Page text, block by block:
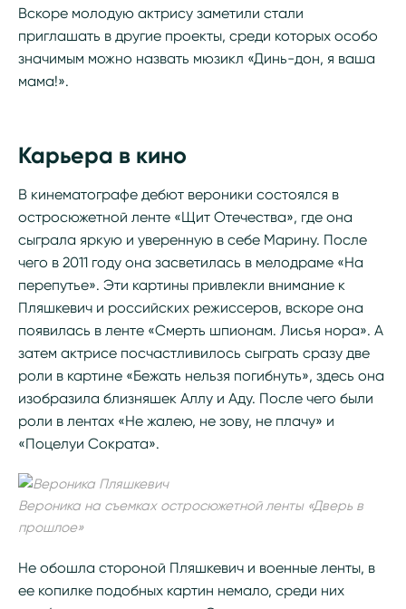
Вскоре молодую актрису заметили стали
приглашать в другие проекты, среди которых особо
значимым можно назвать мюзикл «Динь-дон, я ваша
мама!».
Карьера в кино
В кинематографе дебют вероники состоялся в
остросюжетной ленте «Щит Отечества», где она
сыграла яркую и уверенную в себе Марину. После
чего в 2011 году она засветилась в мелодраме «На
перепутье». Эти картины привлекли внимание к
Пляшкевич и российских режиссеров, вскоре она
появилась в ленте «Смерть шпионам. Лисья нора». А
затем актрисе посчастливилось сыграть сразу две
роли в картине «Бежать нельзя погибнуть», здесь она
изобразила близняшек Аллу и Аду. После чего были
роли в лентах «Не жалею, не зову, не плачу» и
«Поцелуи Сократа».
Вероника на съемках остросюжетной ленты «Дверь в
прошлое»
Не обошла стороной Пляшкевич и военные ленты, в
ее копилке подобных картин немало, среди них